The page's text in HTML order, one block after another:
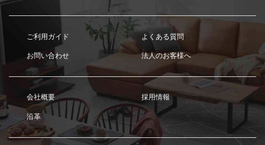
ご利用ガイド よくある質問
お問い合わせ 法人のお客様へ
会社概要 採用情報
沿革